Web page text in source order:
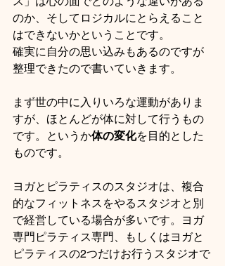
のか、そしてロジカルにとらえること
はできないかということです。
確実に自分の思い込みもあるのですが
整理できたので書いていきます。
まず世の中に入りいろな運動がありま
すが、ほとんどが体に対して行うもの
です。というか体の変化を目的とした
ものです。
ヨガとピラティスのスタジオは、複合
的なフィットネスをやるスタジオと別
で経営している場合が多いです。ヨガ
専門ピラティス専門、もしくはヨガと
ピラティスの2つだけお行うスタジオで